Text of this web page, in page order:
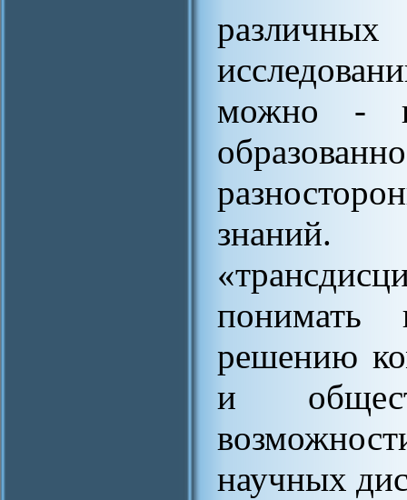
можно -
понимать
решению
и
научных